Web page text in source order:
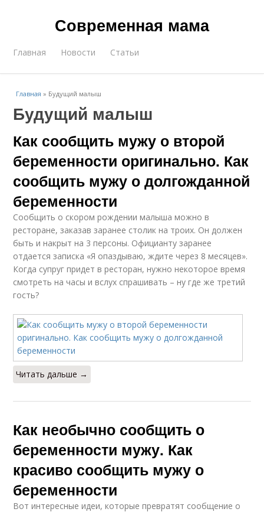
Современная мама
Главная Новости Статьи
Главная » Будущий малыш
Будущий малыш
Как сообщить мужу о второй
беременности оригинально. Как
сообщить мужу о долгожданной
беременности
Сообщить о скором рождении малыша можно в
ресторане, заказав заранее столик на троих. Он должен
быть и накрыт на 3 персоны. Официанту заранее
отдается записка «Я опаздываю, ждите через 8 месяцев».
Когда супруг придет в ресторан, нужно некоторое время
смотреть на часы и вслух спрашивать – ну где же третий
гость?
Читать дальше →
Как необычно сообщить о
беременности мужу. Как
красиво сообщить мужу о
беременности
Вот интересные идеи, которые превратят сообщение о